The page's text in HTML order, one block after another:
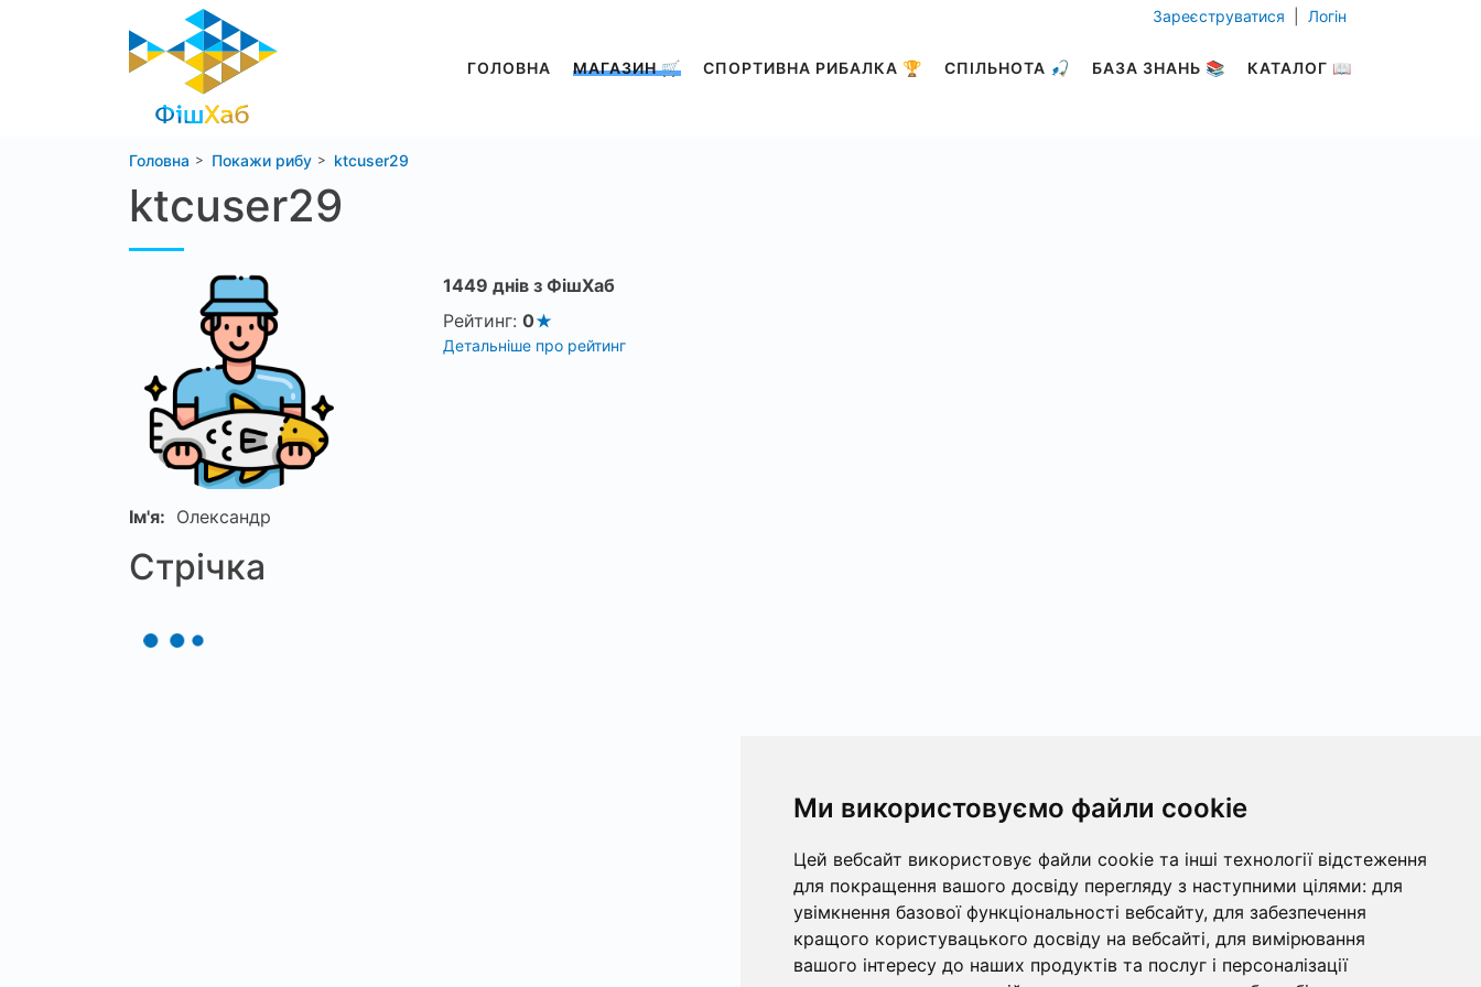
Ми використовуємо файли cookie
Цей вебсайт використовує файли cookie та інші технології відстеження
для покращення вашого досвіду перегляду з наступними цілями: для
увімкнення базової функціональності вебсайту, для забезпечення
кращого користувацького досвіду на вебсайті, для вимірювання
вашого інтересу до наших продуктів та послуг і персоналізації
ГОЛОВНА МАГАЗИН 🛒 СПОРТИВНА РИБАЛКА 🏆 СПІЛЬНОТА 🎣 БАЗА ЗНАНЬ 📚 КАТАЛОГ 📖
Зареєструватися Логін
Головна Покажи рибу ktcuser29
ktcuser29
1449 днів з ФішХаб
Рейтинг: 0
Детальніше про рейтинг
Ім'я: Олександр
Стрічка